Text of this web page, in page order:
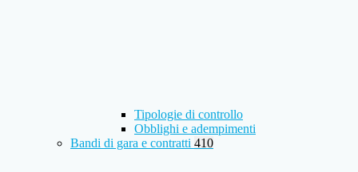
Tipologie di controllo
Obblighi e adempimenti
Bandi di gara e contratti 410